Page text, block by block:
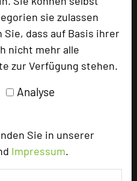
sie zulassen
dass auf Basis ihrer
nicht mehr alle
zur Verfügung stehen.
Analyse
Sie in unserer
Impressum.
50
860 qm
110